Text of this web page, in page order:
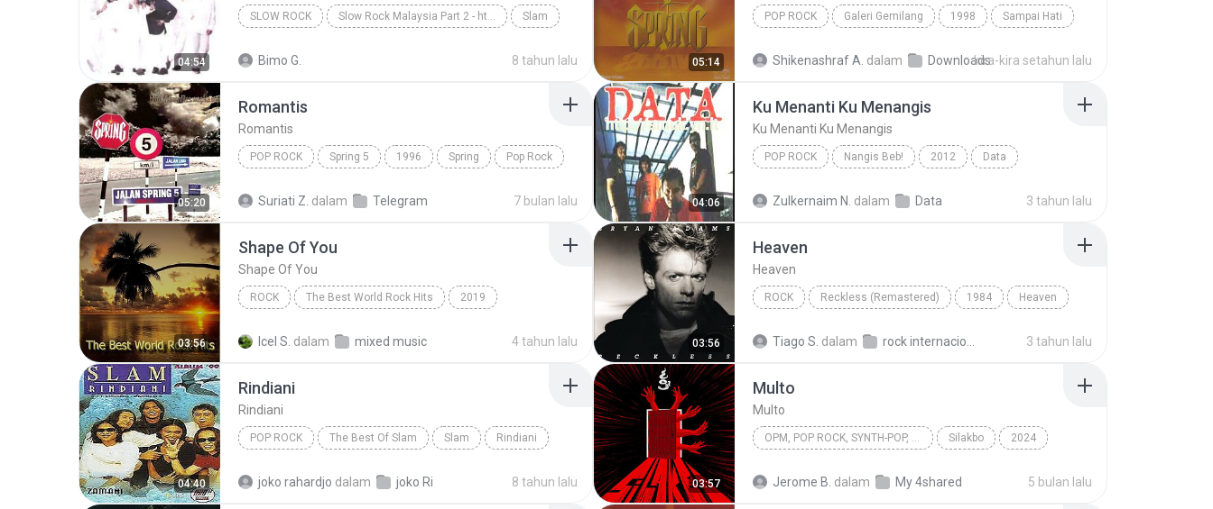
04:54
SLOW ROCK Slow Rock Malaysia Part 2 - http://idws.in/310179 Slam
Bimo G. 8 tahun lalu 05:14
POP ROCK Galeri Gemilang 1998 Sampai Hati
Shikenashraf A. dalam Downloadskira-kira setahun lalu
05:20
Romantis
Romantis
POP ROCK Spring 5 1996 Spring Pop Rock
Suriati Z. dalam Telegram 7 bulan lalu 04:06
Ku Menanti Ku Menangis
Ku Menanti Ku Menangis
POP ROCK Nangis Beb! 2012 Data
Zulkernaim N. dalam Data 3 tahun lalu
03:56
Shape Of You
Shape Of You
ROCK The Best World Rock Hits 2019
Icel S. dalam mixed music 4 tahun lalu 03:56
Heaven
Heaven
ROCK Reckless (Remastered) 1984 Heaven
Tiago S. dalam 3 tahun lalu
04:40
Rindiani
Rindiani
POP ROCK The Best Of Slam Slam Rindiani
joko rahardjo dalam joko Ri 8 tahun lalu 03:57
Multo
Multo
OPM, POP ROCK, SYNTH-POP, POP Silakbo 2024
Jerome B. dalam My 4shared 5 bulan lalu